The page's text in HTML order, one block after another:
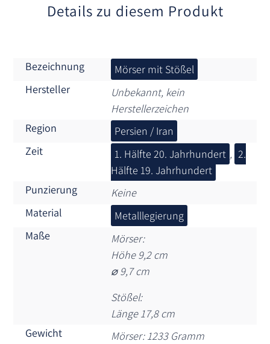
Details zu diesem Produkt
Bezeichnung
Mörser mit Stößel
Hersteller
Unbekannt, kein
Herstellerzeichen
Region
Persien / Iran
Zeit
1. Hälfte 20. Jahrhundert , 2.
Hälfte 19. Jahrhundert
Punzierung
Keine
Material
Metalllegierung
Maße
Mörser:
Höhe 9,2 cm
⌀ 9,7 cm
Stößel:
Länge 17,8 cm
Gewicht
Mörser: 1233 Gramm